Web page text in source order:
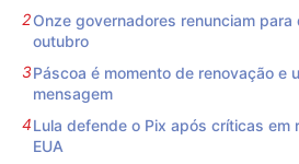
Onze governadores renunciam
outubro
Páscoa é momento de renovação e
mensagem
Lula defende o Pix após críticas em
EUA